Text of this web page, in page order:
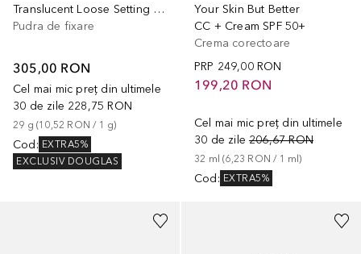
Translucent Loose Setting Powder
Pudra de fixare
305,00 RON
Cel mai mic preț din ultimele
30 de zile 228,75 RON
29 g (10,52 RON / 1 g)
Cod : EXTRA5%
EXCLUSIV DOUGLAS
Your Skin But Better
CC + Cream SPF 50+
Crema corectoare
PRP 249,00 RON
199,20 RON
Cel mai mic preț din ultimele
30 de zile 206,67 RON
32 ml (6,23 RON / 1 ml)
Cod : EXTRA5%
+55